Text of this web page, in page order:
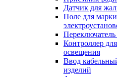
Датчик для
Поле для
Контроллер
освещения
Ввод
изделий